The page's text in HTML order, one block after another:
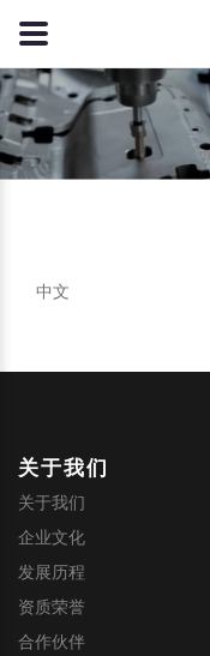
中文
关于我们
关于我们
企业文化
发展历程
资质荣誉
合作伙伴